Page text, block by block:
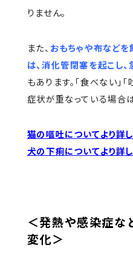
りません。
また、 おもちゃや布などを
は、消化管閉塞を起こし
もあります。「食べない」
症状が重なっている場合
猫の嘔吐についてより詳
犬の下痢についてより詳
＜発熱や感染症な
変化＞